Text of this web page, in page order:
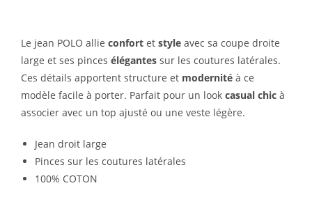
Le jean POLO allie confort et style avec sa coupe droite
large et ses pinces élégantes sur les coutures latérales.
Ces détails apportent structure et modernité à ce
modèle facile à porter. Parfait pour un look casual chic à
associer avec un top ajusté ou une veste légère.
Jean droit large
Pinces sur les coutures latérales
100% COTON